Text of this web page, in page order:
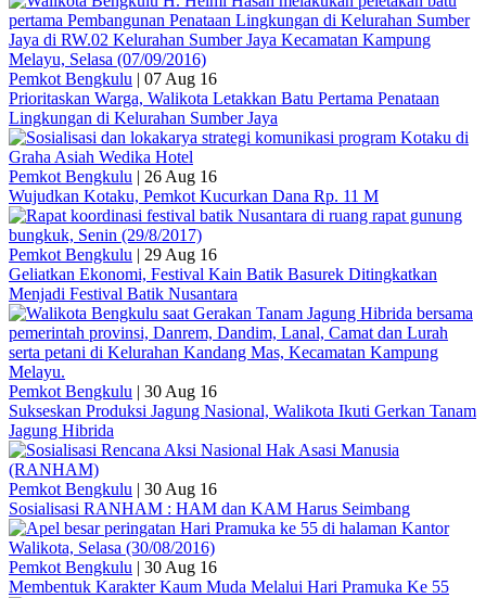
Pemkot Bengkulu | 07 Aug 16
Prioritaskan Warga, Walikota Letakkan Batu Pertama Penataan
Lingkungan di Kelurahan Sumber Jaya
Pemkot Bengkulu | 26 Aug 16
Wujudkan Kotaku, Pemkot Kucurkan Dana Rp. 11 M
Pemkot Bengkulu | 29 Aug 16
Geliatkan Ekonomi, Festival Kain Batik Basurek Ditingkatkan
Menjadi Festival Batik Nusantara
Pemkot Bengkulu | 30 Aug 16
Sukseskan Produksi Jagung Nasional, Walikota Ikuti Gerkan Tanam
Jagung Hibrida
Pemkot Bengkulu | 30 Aug 16
Sosialisasi RANHAM : HAM dan KAM Harus Seimbang
Pemkot Bengkulu | 30 Aug 16
Membentuk Karakter Kaum Muda Melalui Hari Pramuka Ke 55